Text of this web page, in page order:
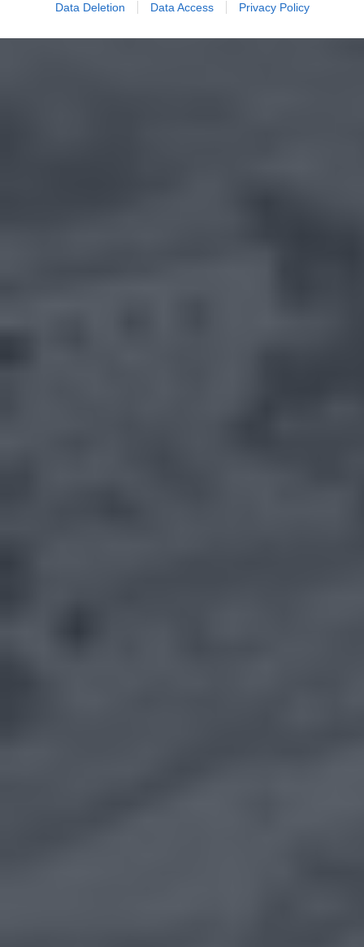
Data Deletion Data Access Privacy Policy